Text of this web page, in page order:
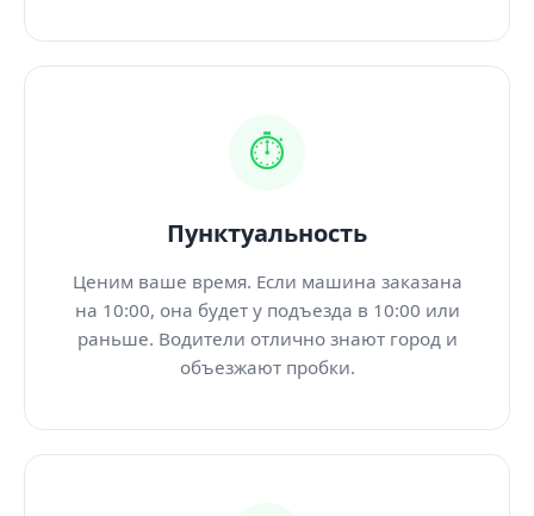
⏱️
Пунктуальность
Ценим ваше время. Если машина заказана
на 10:00, она будет у подъезда в 10:00 или
раньше. Водители отлично знают город и
объезжают пробки.